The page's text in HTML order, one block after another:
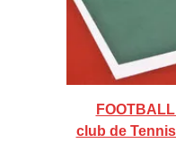
club de